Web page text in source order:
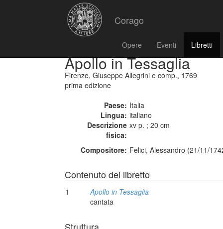
Corago
Opere Eventi Libretti
Apollo in Tessaglia
Firenze, Giuseppe Allegrini e comp., 1769
prima edizione
Paese: Italia
Lingua: italiano
Descrizione
fisica:
xv p. ; 20 cm
Compositore: Felici, Alessandro (21/11/
Contenuto del libretto
1
Apollo in Tessaglia
cantata